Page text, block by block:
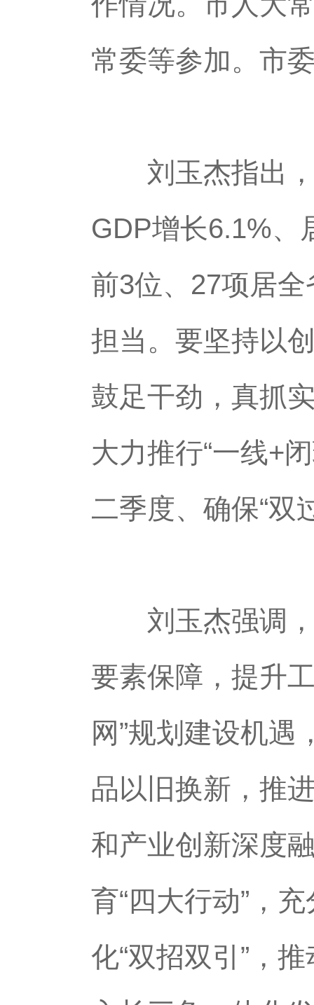
常委等参加。市
刘玉杰指出，
GDP增长6.1%、
前3位、27项居
担当。要坚持以
鼓足干劲，真抓
大力推行“一线+
二季度、确保“双
刘玉杰强调，
要素保障，提升
网”规划建设机
品以旧换新，推
和产业创新深度
育“四大行动”，
化“双招双引”，